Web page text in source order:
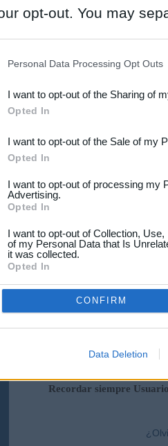
opt-out. You may
Participants
parties.
Personal Data Processing Opt Outs
I want to opt-out of the Sharing of
Opted In
I want to opt-out of the Sale of my
Opted In
I want to opt-out of processing my
Advertising.
Opted In
I want to opt-out of Collection,
of my Personal Data that Is
it was collected.
Opted In
CONFIRM
Data Deletion
¡Advertencia!
Por favor ingresa abajo o haz clic-
Ingresar
Recordar siempre